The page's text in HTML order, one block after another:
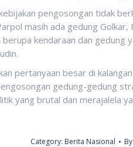
pengosongan tidak
masih ada gedung
kendaraan dan gedung
pertanyaan besar di
gedung-gedung
yang brutal dan merajalela
Category: Berita Nasional By